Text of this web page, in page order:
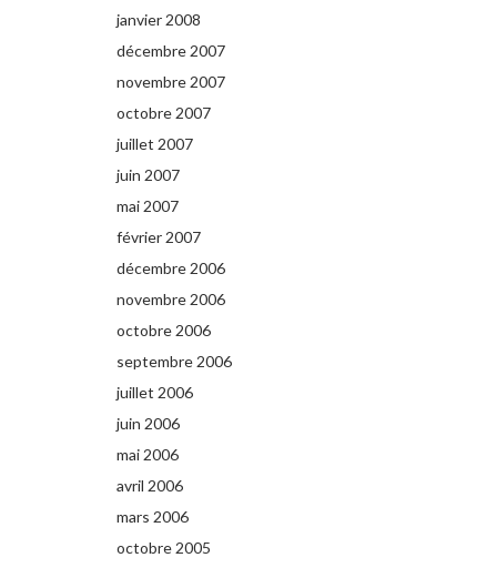
janvier 2008
décembre 2007
novembre 2007
octobre 2007
juillet 2007
juin 2007
mai 2007
février 2007
décembre 2006
novembre 2006
octobre 2006
septembre 2006
juillet 2006
juin 2006
mai 2006
avril 2006
mars 2006
octobre 2005